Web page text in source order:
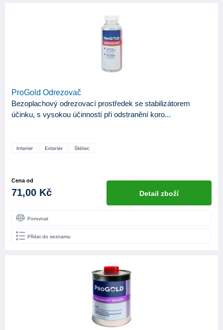
ProGold Odrezovač
Bezoplachový odrezovací prostředek se stabilizátorem
účinku, s vysokou účinností při odstranění koro...
Cena od
71,00 Kč Detail zboží
Porovnat
Přidat do seznamu